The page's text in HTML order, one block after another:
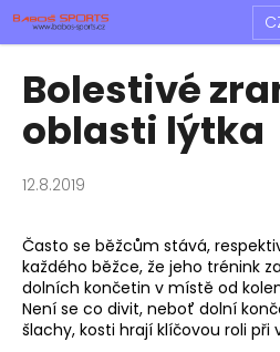
Přejít
obsah
Bolestivé
oblasti lýtka
12.8.2019
Často se běžcům stává,
každého běžce, že jeho trénink
dolních končetin v místě od
Není se co divit, neboť dolní
šlachy, kosti hrají klíčovou roli při
K
o
C
o
p
t
ř
e
b